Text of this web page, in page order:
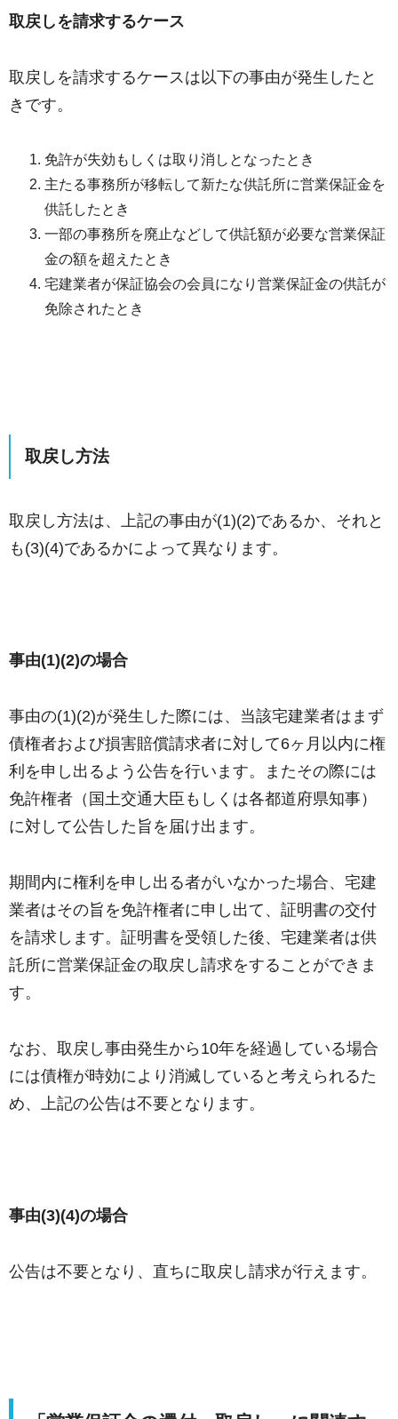
取戻しを請求するケース
取戻しを請求するケースは以下の事由が発生したと
きです。
免許が失効もしくは取り消しとなったとき
主たる事務所が移転して新たな供託所に営業保証金を
供託したとき
一部の事務所を廃止などして供託額が必要な営業保証
金の額を超えたとき
宅建業者が保証協会の会員になり営業保証金の供託が
免除されたとき
取戻し方法
取戻し方法は、上記の事由が(1)(2)であるか、それと
も(3)(4)であるかによって異なります。
事由(1)(2)の場合
事由の(1)(2)が発生した際には、当該宅建業者はまず
債権者および損害賠償請求者に対して6ヶ月以内に権
利を申し出るよう公告を行います。またその際には
免許権者（国土交通大臣もしくは各都道府県知事）
に対して公告した旨を届け出ます。
期間内に権利を申し出る者がいなかった場合、宅建
業者はその旨を免許権者に申し出て、証明書の交付
を請求します。証明書を受領した後、宅建業者は供
託所に営業保証金の取戻し請求をすることができま
す。
なお、取戻し事由発生から10年を経過している場合
には債権が時効により消滅していると考えられるた
め、上記の公告は不要となります。
事由(3)(4)の場合
公告は不要となり、直ちに取戻し請求が行えます。